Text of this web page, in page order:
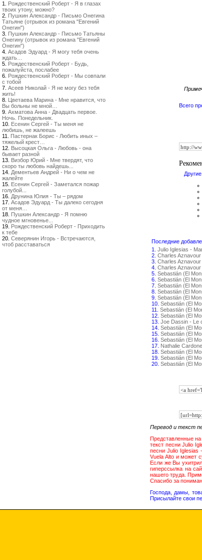
1. Рождественский Роберт - Я в глазах
твоих утону, можно?
2. Пушкин Александр - Письмо Онегина
Татьяне (отрывок из романа "Евгений
Онегин")
3. Пушкин Александр - Письмо Татьяны
Онегину (отрывок из романа "Евгений
Онегин")
4. Асадов Эдуард - Я могу тебя очень
ждать…
5. Рождественский Роберт - Будь,
пожалуйста, послабее
6. Рождественский Роберт - Мы совпали
с тобой
7. Асеев Николай - Я не могу без тебя
жить!
8. Цветаева Марина - Мне нравится, что
Вы больны не мной…
9. Ахматова Анна - Двадцать первое.
Ночь. Понедельник.
10. Есенин Сергей - Ты меня не
любишь, не жалеешь
11. Пастернак Борис - Любить иных –
тяжелый крест…
12. Высоцкая Ольга - Любовь - она
бывает разной
13. Визбор Юрий - Мне твердят, что
скоро ты любовь найдешь...
14. Дементьев Андрей - Ни о чем не
жалейте
15. Есенин Сергей - Заметался пожар
голубой...
16. Друнина Юлия - Ты – рядом
17. Асадов Эдуард - Ты далеко сегодня
от меня…
18. Пушкин Александр - Я помню
чудное мгновенье...
19. Рождественский Роберт - Приходить
к тебе
20. Северянин Игорь - Встречаются,
чтоб расставаться
Всего
Последние
1. Julio Iglesias -
2. Charles
3. Charles
4. Charles
5. Sebastián (El
6. Sebastián (El
7. Sebastián (El
8. Sebastián (El
9. Sebastián (El
10. Sebastián (El
11. Sebastián (El
12. Sebastián (El
13. Joe Dassin - Le
14. Sebastián (El
15. Sebastián (El
16. Sebastián (El
17. Nathalie
18. Sebastián (El
19. Sebastián (El
20. Sebastián (El
Перевод и текст
Представленные на
текст песни Julio
песни Julio Iglesias
Vuela Alto и может
Если же Вы
гиперссылка на
нашего труда.
Спасибо за
Господа, дамы,
Присылайте свои